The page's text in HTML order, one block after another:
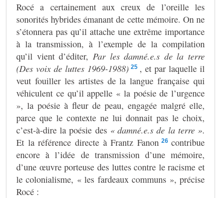
Rocé a certainement aux creux de l’oreille les
sonorités hybrides émanant de cette mémoire. On ne
s’étonnera pas qu’il attache une extrême importance
à la transmission, à l’exemple de la compilation
qu’il vient d’éditer, Par les damné.e.s de la terre
(Des voix de luttes 1969-1988) 25 , et par laquelle il
veut fouiller les artistes de la langue française qui
véhiculent ce qu’il appelle « la poésie de l’urgence
», la poésie à fleur de peau, engagée malgré elle,
parce que le contexte ne lui donnait pas le choix,
c’est-à-dire la poésie des « damné.e.s de la terre ».
Et la référence directe à Frantz Fanon 26 contribue
encore à l’idée de transmission d’une mémoire,
d’une œuvre porteuse des luttes contre le racisme et
le colonialisme, « les fardeaux communs », précise
Rocé :